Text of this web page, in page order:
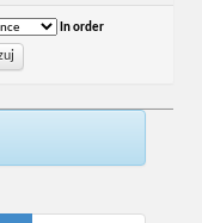
In order